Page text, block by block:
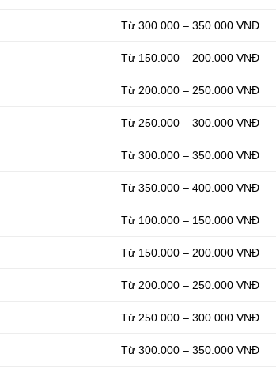
Từ 300.000 – 350.000 VNĐ
Từ 150.000 – 200.000 VNĐ
Từ 200.000 – 250.000 VNĐ
Từ 250.000 – 300.000 VNĐ
Từ 300.000 – 350.000 VNĐ
Từ 350.000 – 400.000 VNĐ
Từ 100.000 – 150.000 VNĐ
Từ 150.000 – 200.000 VNĐ
Từ 200.000 – 250.000 VNĐ
Từ 250.000 – 300.000 VNĐ
Từ 300.000 – 350.000 VNĐ